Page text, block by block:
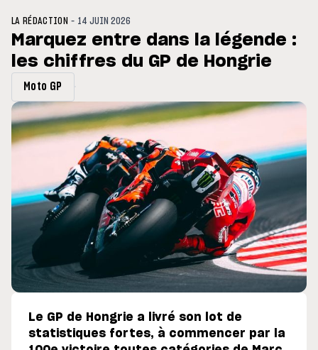
du GP de Grande-
MOTO GP
LA RÉDACTION - 14 JUIN 2026
Marquez entre dans la légende :
les chiffres du GP de Hongrie
Moto GP
Le GP de Hongrie a livré son lot de
statistiques fortes, à commencer par la